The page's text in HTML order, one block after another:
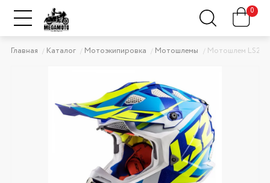
0
Главная Каталог Мотоэкипировка Мотошлемы Мотошлем LS2